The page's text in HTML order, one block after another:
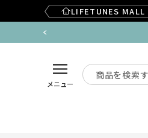
LIFETUNES MALL
メニュー